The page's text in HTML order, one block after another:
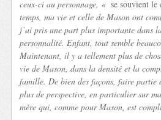
ceux-ci au personnage, « se souvient le
temps, ma vie et celle de Mason ont
j’ai pris une part plus importante dans
personnalité. Enfant, tout semble
Maintenant, il y a tellement plus de
vie de Mason, dans la densité et la
famille. De bien des façons, faire partie
plus de perspective, en particulier sur
mère qui, comme pour Mason, est